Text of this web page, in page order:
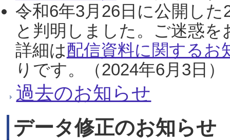
令和6年3月26日に公開し
と判明しました。ご迷惑
詳細は配信資料に関するお
りです。（2024年6月3日）
過去のお知らせ
データ修正のお知らせ